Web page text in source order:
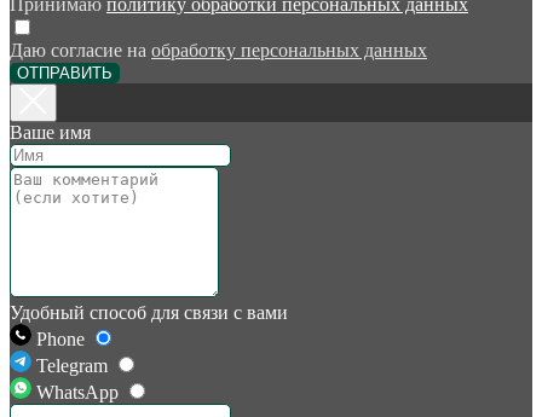
Принимаю политику обработки персональных данных
Даю согласие на обработку персональных данных
ОТПРАВИТЬ
Ваше имя
Удобный способ для связи с вами
Phone
Telegram
WhatsApp